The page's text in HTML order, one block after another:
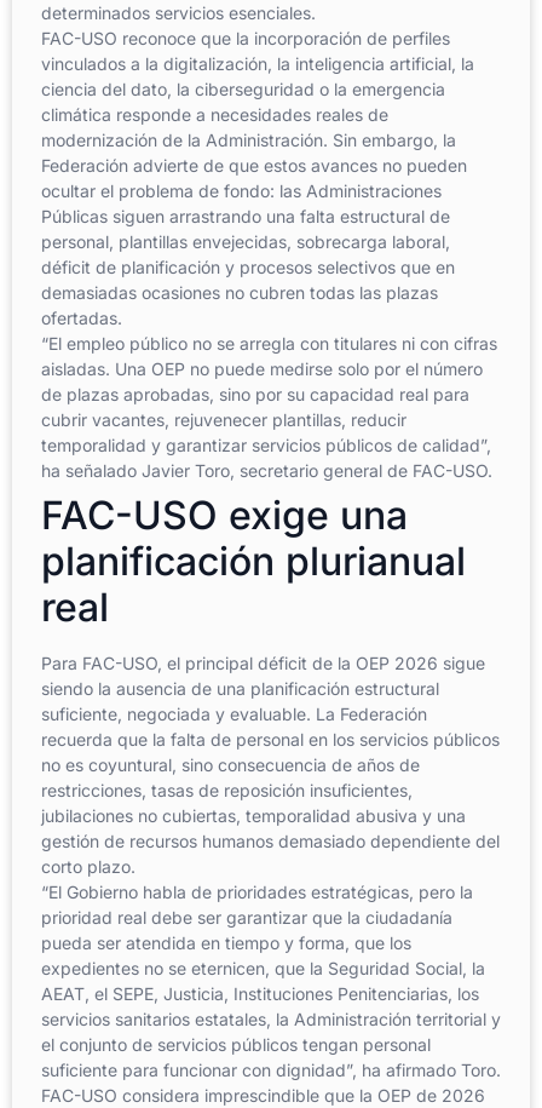
determinados servicios esenciales.
FAC-USO reconoce que la incorporación de perfiles
vinculados a la digitalización, la inteligencia artificial, la
ciencia del dato, la ciberseguridad o la emergencia
climática responde a necesidades reales de
modernización de la Administración. Sin embargo, la
Federación advierte de que estos avances no pueden
ocultar el problema de fondo: las Administraciones
Públicas siguen arrastrando una falta estructural de
personal, plantillas envejecidas, sobrecarga laboral,
déficit de planificación y procesos selectivos que en
demasiadas ocasiones no cubren todas las plazas
ofertadas.
“El empleo público no se arregla con titulares ni con cifras
aisladas. Una OEP no puede medirse solo por el número
de plazas aprobadas, sino por su capacidad real para
cubrir vacantes, rejuvenecer plantillas, reducir
temporalidad y garantizar servicios públicos de calidad”,
ha señalado Javier Toro, secretario general de FAC-USO.
FAC-USO exige una
planificación plurianual
real
Para FAC-USO, el principal déficit de la OEP 2026 sigue
siendo la ausencia de una planificación estructural
suficiente, negociada y evaluable. La Federación
recuerda que la falta de personal en los servicios públicos
no es coyuntural, sino consecuencia de años de
restricciones, tasas de reposición insuficientes,
jubilaciones no cubiertas, temporalidad abusiva y una
gestión de recursos humanos demasiado dependiente del
corto plazo.
“El Gobierno habla de prioridades estratégicas, pero la
prioridad real debe ser garantizar que la ciudadanía
pueda ser atendida en tiempo y forma, que los
expedientes no se eternicen, que la Seguridad Social, la
AEAT, el SEPE, Justicia, Instituciones Penitenciarias, los
servicios sanitarios estatales, la Administración territorial y
el conjunto de servicios públicos tengan personal
suficiente para funcionar con dignidad”, ha afirmado Toro.
FAC-USO considera imprescindible que la OEP de 2026